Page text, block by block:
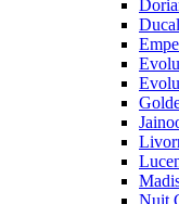
Nuit